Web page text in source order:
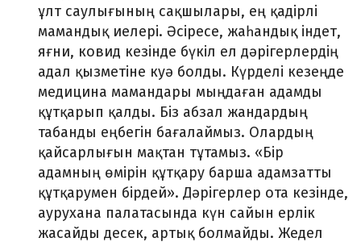
ұлт саулығының сақшылары, ең қадірлі
мамандық иелері. Әсіресе, жаһандық індет,
яғни, ковид кезінде бүкіл ел дәрігерлердің
адал қызметіне куә болды. Күрделі кезеңде
медицина мамандары мыңдаған адамды
құтқарып қалды. Біз абзал жандардың
табанды еңбегін бағалаймыз. Олардың
қайсарлығын мақтан тұтамыз. «Бір
адамның өмірін құтқару барша адамзатты
құтқарумен бірдей». Дәрігерлер ота кезінде,
аурухана палатасында күн сайын ерлік
жасайды десек, артық болмайды. Жедел